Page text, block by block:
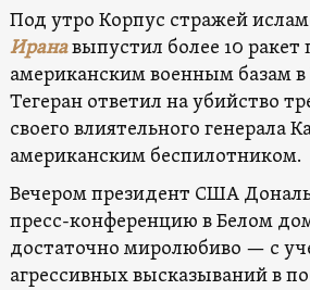
Под утро Корпус стражей
Иранавыпустил более 10 ракет
американским военным базам в
Тегеран ответил на убийство
своего влиятельного генерала
американским беспилотником.
Вечером президент США
пресс-конференцию в Белом
достаточно миролюбиво — с
агрессивных высказываний в